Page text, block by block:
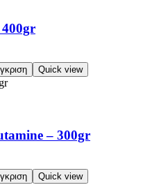
Quick view
– 300gr
Quick view